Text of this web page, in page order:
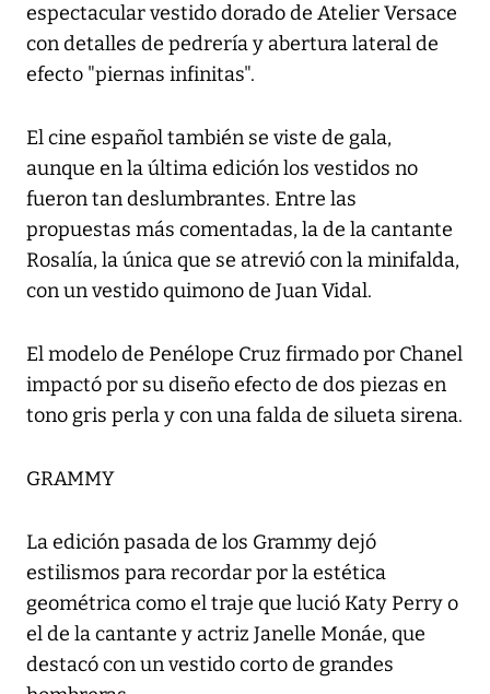
espectacular vestido dorado de Atelier Versace
con detalles de pedrería y abertura lateral de
efecto "piernas infinitas".
El cine español también se viste de gala,
aunque en la última edición los vestidos no
fueron tan deslumbrantes. Entre las
propuestas más comentadas, la de la cantante
Rosalía, la única que se atrevió con la minifalda,
con un vestido quimono de Juan Vidal.
El modelo de Penélope Cruz firmado por Chanel
impactó por su diseño efecto de dos piezas en
tono gris perla y con una falda de silueta sirena.
GRAMMY
La edición pasada de los Grammy dejó
estilismos para recordar por la estética
geométrica como el traje que lució Katy Perry o
el de la cantante y actriz Janelle Monáe, que
destacó con un vestido corto de grandes